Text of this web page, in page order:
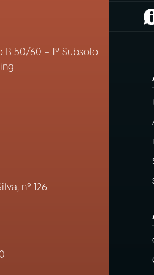
B 50/60 – 1º Subsolo
nº 126